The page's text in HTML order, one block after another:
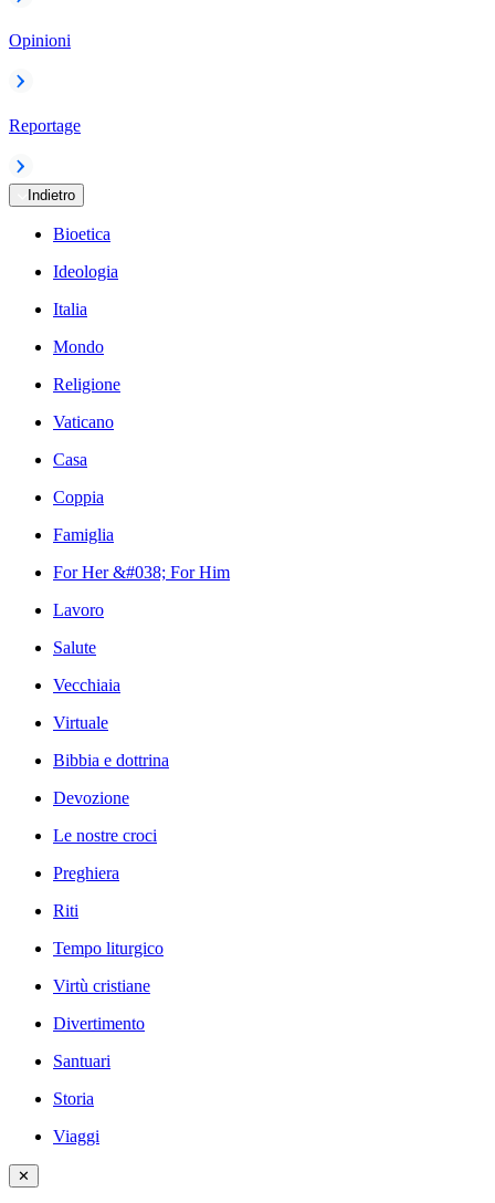
Opinioni
Reportage
Indietro
Bioetica
Ideologia
Italia
Mondo
Religione
Vaticano
Casa
Coppia
Famiglia
For Her &#038; For Him
Lavoro
Salute
Vecchiaia
Virtuale
Bibbia e dottrina
Devozione
Le nostre croci
Preghiera
Riti
Tempo liturgico
Virtù cristiane
Divertimento
Santuari
Storia
Viaggi
✕